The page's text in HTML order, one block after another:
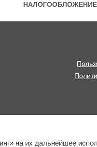
НАЛОГООБЛОЖЕНИЕ
на их дальнейшее